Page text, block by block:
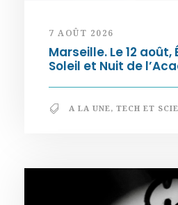
7 AOÛT 2026
Marseille. Le 12 août,
Soleil et Nuit de
A LA UNE, TECH ET